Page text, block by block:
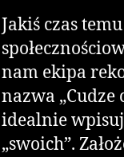
Jakiś czas
nam ekipa
nazwa „Cudze
idealnie
„swoich”.